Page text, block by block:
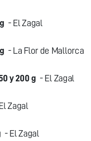
- El Zagal
- La Flor de Mallorca
y 200 g - El Zagal
Zagal
- El Zagal